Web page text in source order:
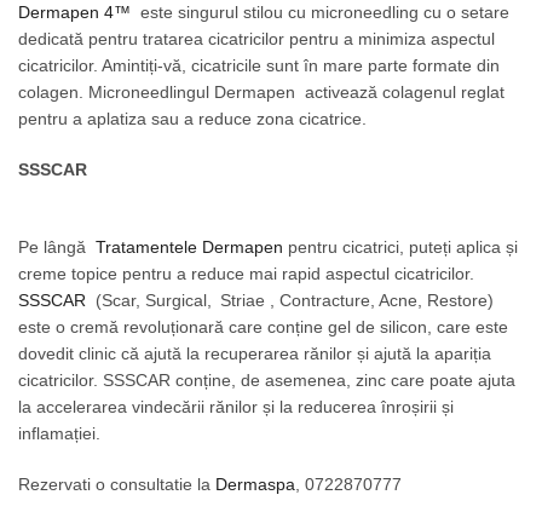
Dermapen 4™ este singurul stilou cu microneedling cu o setare
dedicată pentru tratarea cicatricilor pentru a minimiza aspectul
cicatricilor. Amintiți-vă, cicatricile sunt în mare parte formate din
colagen. Microneedlingul Dermapen activează colagenul reglat
pentru a aplatiza sau a reduce zona cicatrice.
SSSCAR
Pe lângă Tratamentele Dermapen pentru cicatrici, puteți aplica și
creme topice pentru a reduce mai rapid aspectul cicatricilor.
SSSCAR
(Scar, Surgical, Striae , Contracture, Acne, Restore)
este o cremă revoluționară care conține gel de silicon, care este
dovedit clinic că ajută la recuperarea rănilor și ajută la apariția
cicatricilor. SSSCAR conține, de asemenea, zinc care poate ajuta
la accelerarea vindecării rănilor și la reducerea înroșirii și
inflamației.
Rezervati o consultatie la Dermaspa , 0722870777